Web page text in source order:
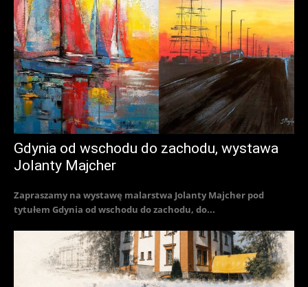
Gdynia od wschodu do zachodu, wystawa
Jolanty Majcher
Zapraszamy na wystawę malarstwa Jolanty Majcher pod
tytułem Gdynia od wschodu do zachodu, do...